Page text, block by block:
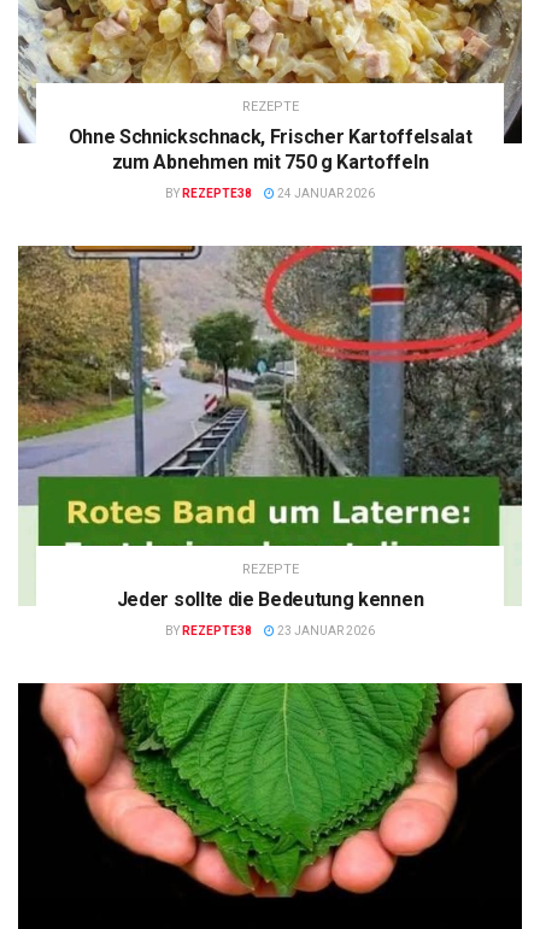
REZEPTE
Ohne Schnickschnack, Frischer Kartoffelsalat
zum Abnehmen mit 750 g Kartoffeln
BY REZEPTE38 24 JANUAR 2026
REZEPTE
Jeder sollte die Bedeutung kennen
BY REZEPTE38 23 JANUAR 2026